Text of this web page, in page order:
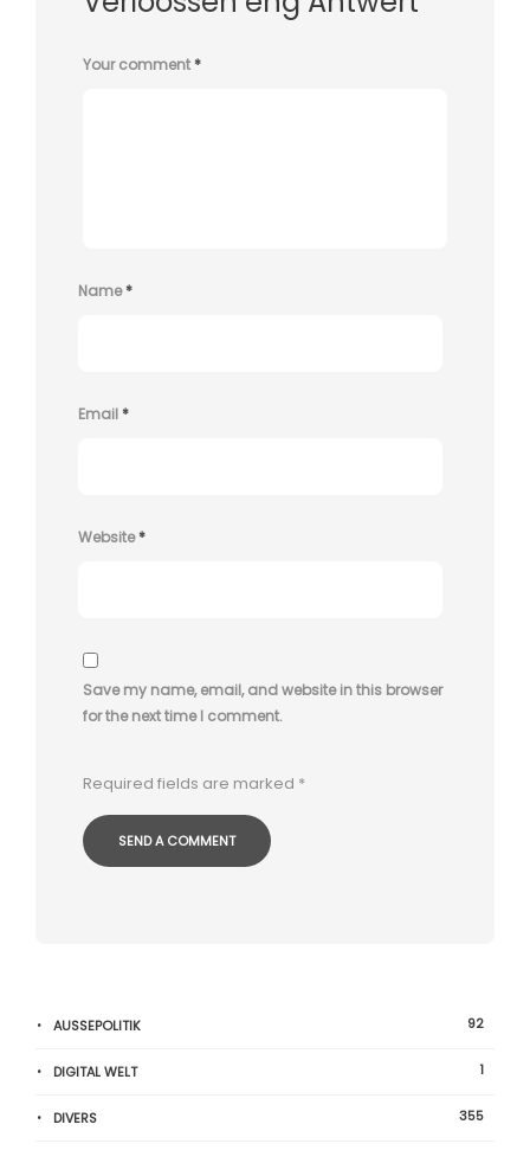
Your comment*
Name*
Email*
Website*
Save my name, email, and website in this browser
for the next time I comment.
Required fields are marked *
AUSSEPOLITIK 92
DIGITAL WELT 1
DIVERS 355